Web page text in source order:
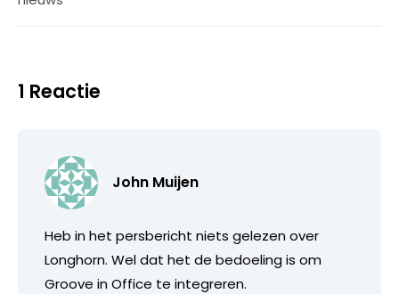
1 Reactie
John Muijen
Heb in het persbericht niets gelezen over
Longhorn. Wel dat het de bedoeling is om
Groove in Office te integreren.